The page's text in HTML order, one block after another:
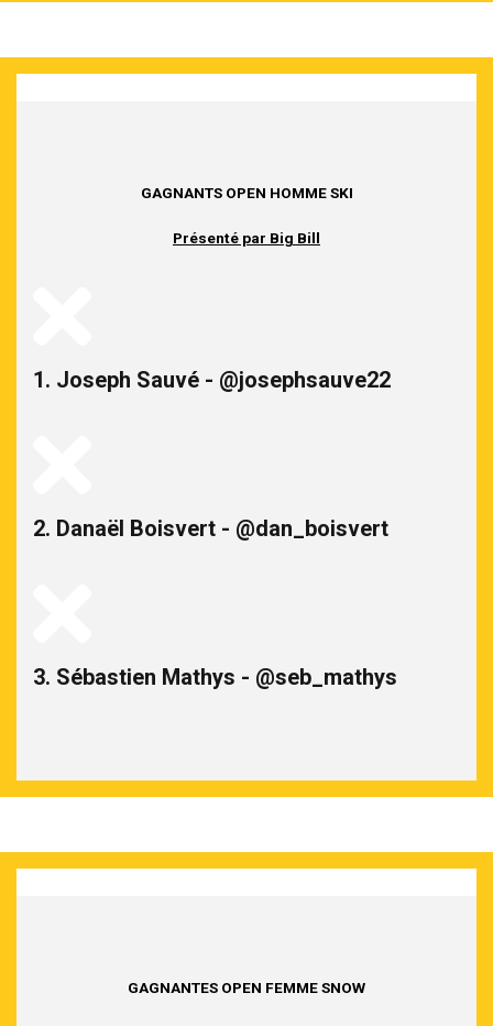
GAGNANTS OPEN HOMME SKI
Présenté par Big Bill
1. Joseph Sauvé - @josephsauve22
2. Danaël Boisvert - @dan_boisvert
3. Sébastien Mathys - @seb_mathys
GAGNANTES OPEN FEMME SNOW